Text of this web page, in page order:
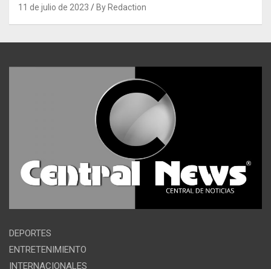
11 de julio de 2023 By Redaction
DEPORTES
ENTRETENIMIENTO
INTERNACIONALES